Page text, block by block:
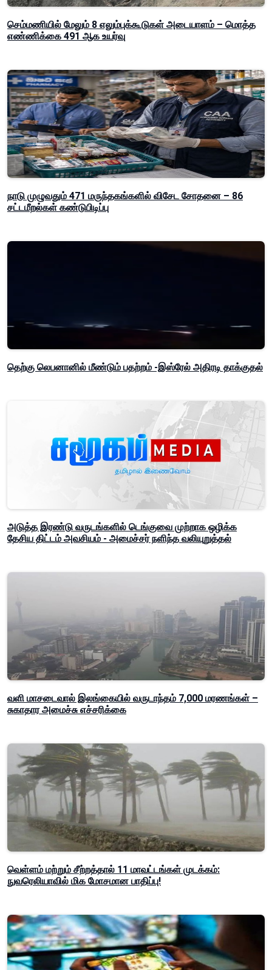
செம்மணியில் மேலும் 8 எலும்புக்கூடுகள் அடையாளம் – மொத்த
எண்ணிக்கை 491 ஆக உயர்வு
நாடு முழுவதும் 471 மருந்தகங்களில் விசேட சோதனை – 86
சட்டமீறல்கள் கண்டுபிடிப்பு
தெற்கு லெபனானில் மீண்டும் பதற்றம் -இஸ்ரேல் அதிரடி தாக்குதல்
அடுத்த இரண்டு வருடங்களில் டெங்குவை முற்றாக ஒழிக்க
தேசிய திட்டம் அவசியம் - அமைச்சர் நளிந்த வலியுறுத்தல்
வளி மாசடைவால் இலங்கையில் வருடாந்தம் 7,000 மரணங்கள் –
சுகாதார அமைச்சு எச்சரிக்கை
வெள்ளம் மற்றும் சீற்றத்தால் 11 மாவட்டங்கள் முடக்கம்:
நுவரெலியாவில் மிக மோசமான பாதிப்பு!